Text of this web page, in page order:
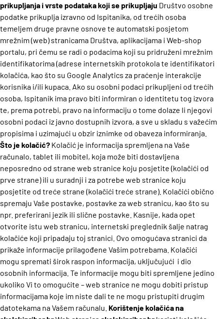
prikupljanja i vrste podataka koji se prikupljaju Društvo osobne
podatke prikuplja izravno od Ispitanika, od trećih osoba
temeljem druge pravne osnove te automatski posjetom
mrežnim (web) stranicama Društva, aplikacijama i Web-shop
portalu, pri čemu se radi o podacima koji su pridruženi mrežnim
identifikatorima (adrese internetskih protokola te identifikatori
kolačića, kao što su Google Analytics za praćenje interakcije
korisnika i/ili kupaca. Ako su osobni podaci prikupljeni od trećih
osoba, Ispitanik ima pravo biti informiran o identitetu tog izvora
te, prema potrebi, pravo na informaciju o tome dolaze li njegovi
osobni podaci iz javno dostupnih izvora, a sve u skladu s važećim
propisima i uzimajući u obzir iznimke od obaveza informiranja.
Što je kolačić? Kolačić je informacija spremljena na Vaše
računalo, tablet ili mobitel, koja može biti dostavljena
neposredno od strane web stranice koju posjetite (kolačići od
prve strane) ili u suradnji i za potrebe web stranice koju
posjetite od treće strane (kolačići treće strane). Kolačići obično
spremaju Vaše postavke, postavke za web stranicu, kao što su
npr. preferirani jezik ili slične postavke. Kasnije, kada opet
otvorite istu web stranicu, internetski preglednik šalje natrag
kolačiće koji pripadaju toj stranici. Ovo omogućava stranici da
prikaže informacije prilagođene Vašim potrebama. Kolačići
mogu spremati širok raspon informacija, uključujući i dio
osobnih informacija. Te informacije mogu biti spremljene jedino
ukoliko Vi to omogućite – web stranice ne mogu dobiti pristup
informacijama koje im niste dali te ne mogu pristupiti drugim
datotekama na Vašem računalu. Korištenje kolačića na